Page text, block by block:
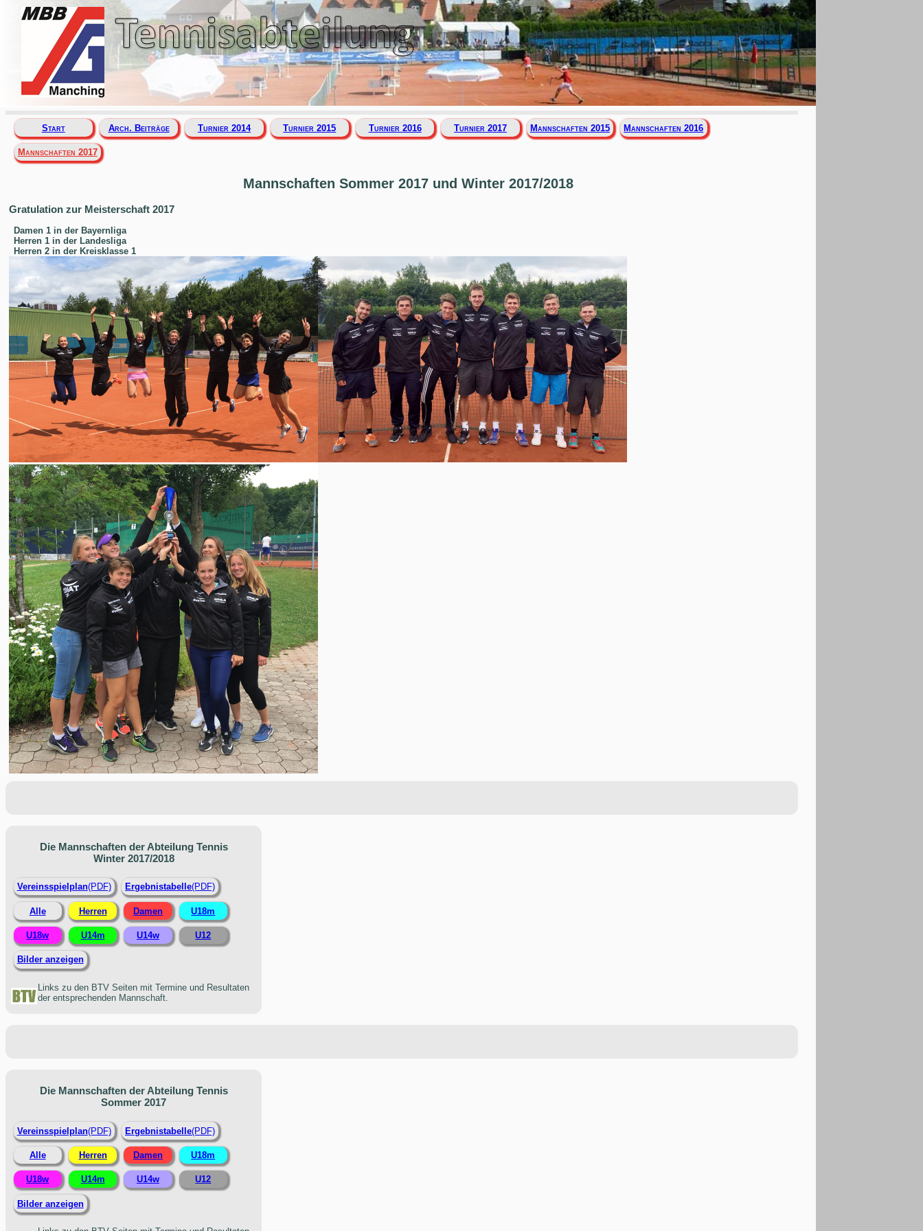
Start Arch. Beiträge Turnier 2014 Turnier 2015 Turnier 2016 Turnier 2017 Mannschaften 2015 Mannschaften 2016
Mannschaften 2017
Mannschaften Sommer 2017 und Winter 2017/2018
Gratulation zur Meisterschaft 2017
Damen 1 in der Bayernliga
Herren 1 in der Landesliga
Herren 2 in der Kreisklasse 1
Die Mannschaften der Abteilung Tennis
Winter 2017/2018
Vereinsspielplan(PDF) Ergebnistabelle(PDF)
Alle Herren Damen U18m
U18w U14m U14w U12
Bilder anzeigen
Links zu den BTV Seiten mit Termine und Resultaten
der entsprechenden Mannschaft.
Die Mannschaften der Abteilung Tennis
Sommer 2017
Vereinsspielplan(PDF) Ergebnistabelle(PDF)
Alle Herren Damen U18m
U18w U14m U14w U12
Bilder anzeigen